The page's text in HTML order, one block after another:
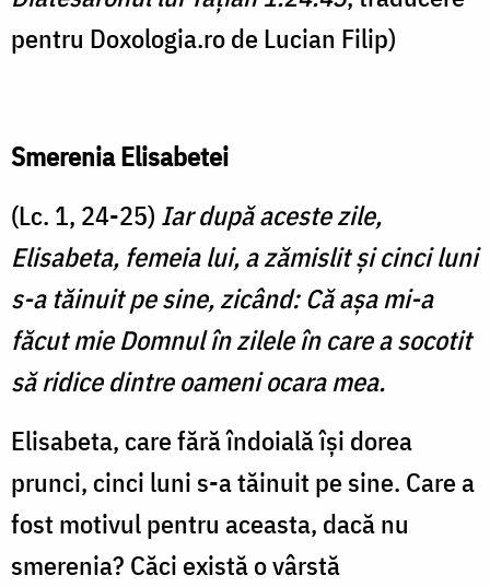
pentru Doxologia.ro de Lucian Filip)
Smerenia Elisabetei
(Lc. 1, 24-25) Iar după aceste zile,
Elisabeta, femeia lui, a zămislit şi cinci luni
s-a tăinuit pe sine, zicând: Că aşa mi-a
făcut mie Domnul în zilele în care a socotit
să ridice dintre oameni ocara mea.
Elisabeta, care fără îndoială își dorea
prunci, cinci luni s-a tăinuit pe sine. Care a
fost motivul pentru aceasta, dacă nu
smerenia? Căci există o vârstă